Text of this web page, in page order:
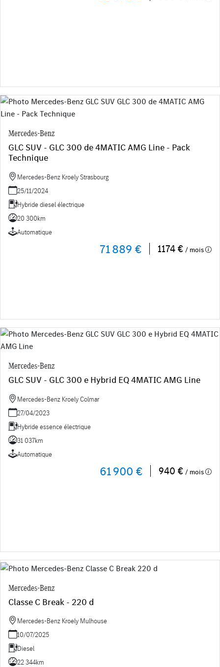
Mercedes-Benz
GLC SUV - GLC 300 de 4MATIC AMG Line - Pack
Technique
Mercedes-Benz Kroely Strasbourg
25/11/2024
Hybride diesel électrique
20 300km
Automatique
71 889 € 1174 € / mois
Mercedes-Benz
GLC SUV - GLC 300 e Hybrid EQ 4MATIC AMG Line
Mercedes-Benz Kroely Colmar
27/04/2023
Hybride essence électrique
31 037km
Automatique
61 900 € 940 € / mois
Mercedes-Benz
Classe C Break - 220 d
Mercedes-Benz Kroely Mulhouse
10/07/2025
Diesel
22 344km